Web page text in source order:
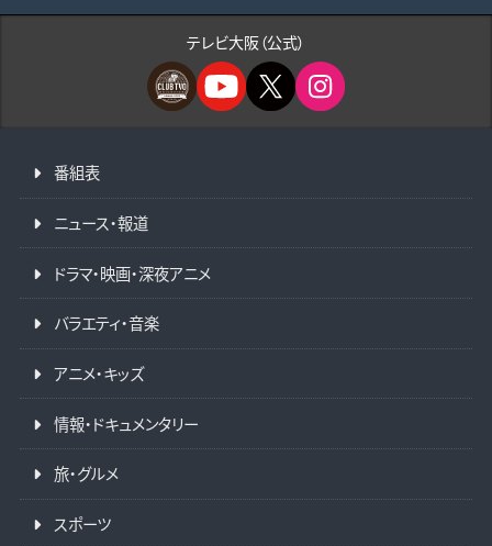
テレビ大阪（公式）
番組表
ニュース・報道
ドラマ・映画・深夜アニメ
バラエティ・音楽
アニメ・キッズ
情報・ドキュメンタリー
旅・グルメ
スポーツ